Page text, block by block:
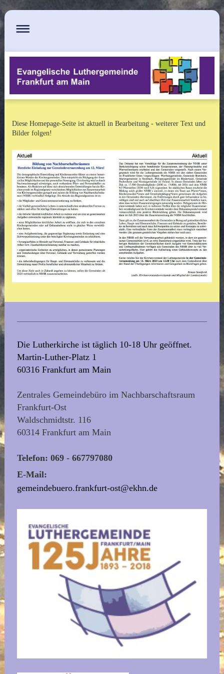
Diese Homepage-Seite ist aktuell in Bearbeitung - weiterer Text und
Bilder folgen!
Die Lutherkirche ist täglich 10-18 Uhr geöffnet.
Martin-Luther-Platz 1
60316 Frankfurt am Main
Zentrales Gemeindebüro im Nachbarschaftsraum
Frankfurt-Ost
Waldschmidtstr. 116
60314 Frankfurt am Main
Telefon: 069 - 667797080
E-Mail:
gemeindebuero.frankfurt-ost@ekhn.de